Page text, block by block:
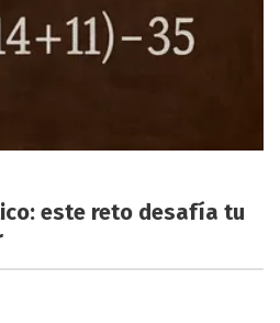
este reto desafía tu